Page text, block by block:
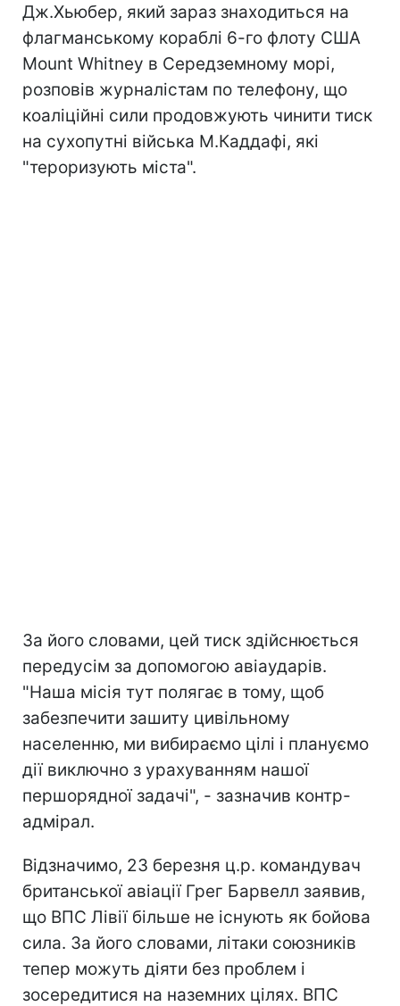
Дж.Хьюбер, який зараз знаходиться на
флагманському кораблі 6-го флоту США
Mount Whitney в Середземному морі,
розповів журналістам по телефону, що
коаліційні сили продовжують чинити тиск
на сухопутні війська М.Каддафі, які
"тероризують міста".
За його словами, цей тиск здійснюється
передусім за допомогою авіаударів.
"Наша місія тут полягає в тому, щоб
забезпечити зашиту цивільному
населенню, ми вибираємо цілі і плануємо
дії виключно з урахуванням нашої
першорядної задачі", - зазначив контр-
адмірал.
Відзначимо, 23 березня ц.р. командувач
британської авіації Грег Барвелл заявив,
що ВПС Лівії більше не існують як бойова
сила. За його словами, літаки союзників
тепер можуть діяти без проблем і
зосередитися на наземних цілях. ВПС